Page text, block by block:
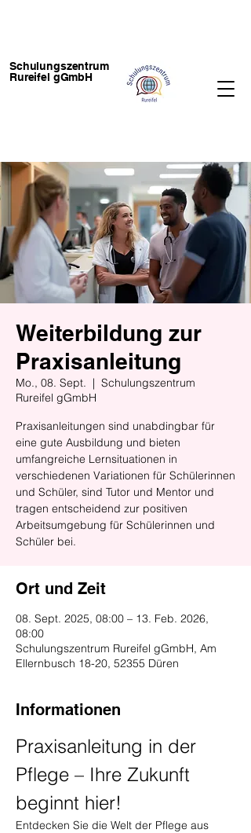
Schulungszentrum
Rureifel gGmbH
Weiterbildung zur
Praxisanleitung
Mo., 08. Sept.
  |
Schulungszentrum
Rureifel gGmbH
Praxisanleitungen sind unabdingbar für
eine gute Ausbildung und bieten
umfangreiche Lernsituationen in
verschiedenen Variationen für Schülerinnen
und Schüler, sind Tutor und Mentor und
tragen entscheidend zur positiven
Arbeitsumgebung für Schülerinnen und
Schüler bei.
Ort und Zeit
08. Sept. 2025, 08:00 – 13. Feb. 2026,
08:00
Schulungszentrum Rureifel gGmbH, Am
Ellernbusch 18-20, 52355 Düren
Informationen
Praxisanleitung in der
Pflege – Ihre Zukunft
beginnt hier!
Entdecken Sie die Welt der Pflege aus